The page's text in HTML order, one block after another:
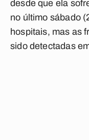
desde que ela
no último sábado
hospitais, mas as
sido detectadas